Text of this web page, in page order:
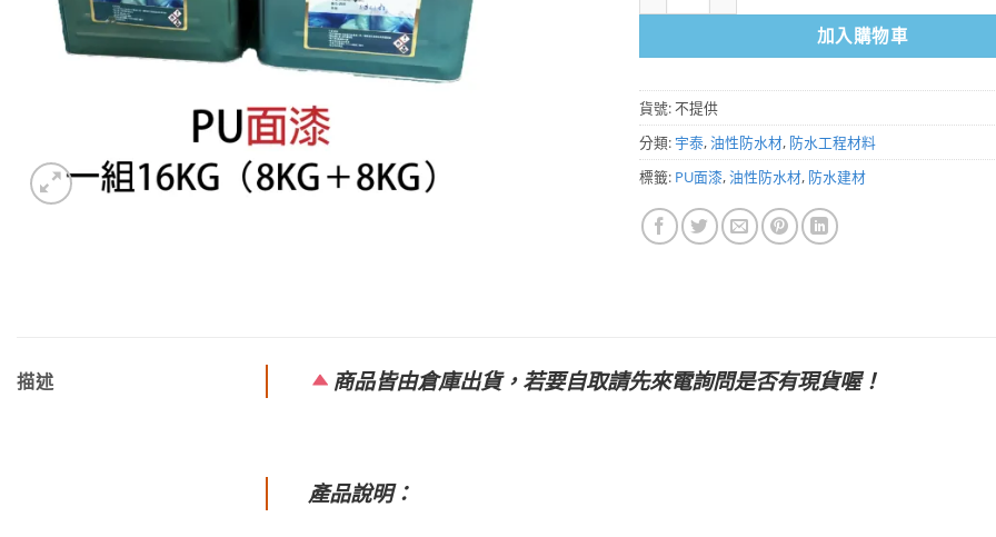
加入購物車
貨號:不提供
分類: 宇泰,油性防水材, 防水工程材料
標籤: PU面漆,油性防水材, 防水建材
描述 商品皆由倉庫出貨，若要自取請先來電詢問是否有現貨喔！
產品說明：